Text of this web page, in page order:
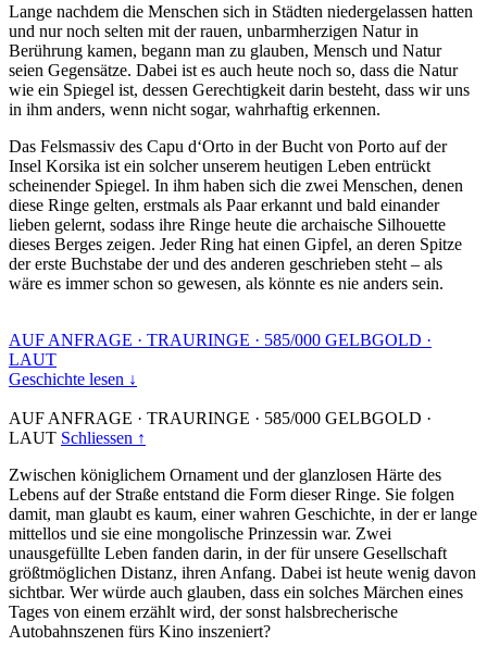
Lange nachdem die Menschen sich in Städten niedergelassen hatten
und nur noch selten mit der rauen, unbarmherzigen Natur in
Berührung kamen, begann man zu glauben, Mensch und Natur
seien Gegensätze. Dabei ist es auch heute noch so, dass die Natur
wie ein Spiegel ist, dessen Gerechtigkeit darin besteht, dass wir uns
in ihm anders, wenn nicht sogar, wahrhaftig erkennen.
Das Felsmassiv des Capu d‘Orto in der Bucht von Porto auf der
Insel Korsika ist ein solcher unserem heutigen Leben entrückt
scheinender Spiegel. In ihm haben sich die zwei Menschen, denen
diese Ringe gelten, erstmals als Paar erkannt und bald einander
lieben gelernt, sodass ihre Ringe heute die archaische Silhouette
dieses Berges zeigen. Jeder Ring hat einen Gipfel, an deren Spitze
der erste Buchstabe der und des anderen geschrieben steht – als
wäre es immer schon so gewesen, als könnte es nie anders sein.
AUF ANFRAGE · TRAURINGE · 585/000 GELBGOLD ·
LAUT
Geschichte lesen ↓
AUF ANFRAGE · TRAURINGE · 585/000 GELBGOLD ·
LAUT Schliessen ↑
Zwischen königlichem Ornament und der glanzlosen Härte des
Lebens auf der Straße entstand die Form dieser Ringe. Sie folgen
damit, man glaubt es kaum, einer wahren Geschichte, in der er lange
mittellos und sie eine mongolische Prinzessin war. Zwei
unausgefüllte Leben fanden darin, in der für unsere Gesellschaft
größtmöglichen Distanz, ihren Anfang. Dabei ist heute wenig davon
sichtbar. Wer würde auch glauben, dass ein solches Märchen eines
Tages von einem erzählt wird, der sonst halsbrecherische
Autobahnszenen fürs Kino inszeniert?